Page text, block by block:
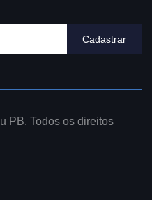
Cadastrar
PB. Todos os direitos